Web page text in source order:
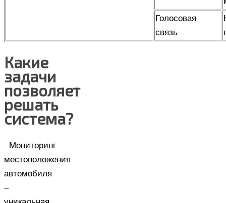
Голосовая
связь
Какие
задачи
позволяет
решать
система?
Мониторинг
местоположения
автомобиля
–